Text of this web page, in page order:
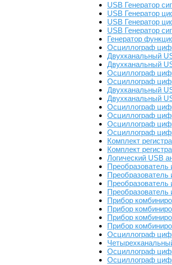
USB Генератор
USB Генератор
USB Генератор
USB Генератор
Генератор
Осциллограф
Двухканальный
Двухканальный
Осциллограф
Осциллограф
Двухканальный
Двухканальный
Осциллограф
Осциллограф
Осциллограф
Осциллограф
Комплект
Комплект
Логический USB
Преобразователь
Преобразователь
Прибор
Прибор
Прибор
Прибор
Осциллограф
Осциллограф
Осциллограф